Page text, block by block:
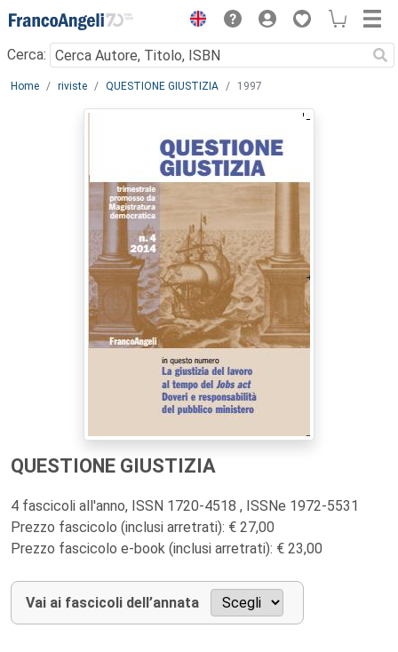
Menu
Cerca:
Main content
Home riviste QUESTIONE GIUSTIZIA 1997
QUESTIONE GIUSTIZIA
4 fascicoli all'anno, ISSN 1720-4518 , ISSNe 1972-5531
Prezzo fascicolo (inclusi arretrati): € 27,00
Prezzo fascicolo e-book (inclusi arretrati): € 23,00
Vai ai fascicoli dell’annata